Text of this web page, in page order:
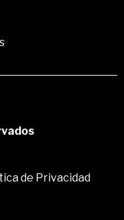
de Privacidad